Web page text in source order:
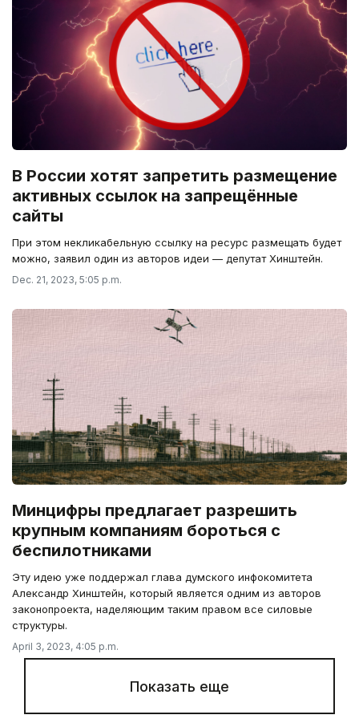
В России хотят запретить размещение
активных ссылок на запрещённые
сайты
При этом некликабельную ссылку на ресурс размещать будет
можно, заявил один из авторов идеи — депутат Хинштейн.
Dec. 21, 2023, 5:05 p.m.
Минцифры предлагает разрешить
крупным компаниям бороться с
беспилотниками
Эту идею уже поддержал глава думского инфокомитета
Александр Хинштейн, который является одним из авторов
законопроекта, наделяющим таким правом все силовые
структуры.
April 3, 2023, 4:05 p.m.
Показать еще